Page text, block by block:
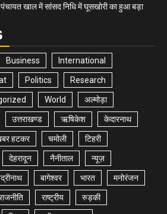
खाल में सांसद निधि में घूसखोरी का हुआ बड़ा
Business International
Politics Research
World अल्मोड़ा
उत्तराखण्ड ऋषिकेश केदारनाथ
हटकर चमोली टिहरी
देहरादून नैनीताल न्यूज़
बागेश्वर भारत मनोरंजन
राष्ट्रीय रुड़की